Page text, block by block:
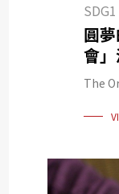
SDG1
圓
會
The